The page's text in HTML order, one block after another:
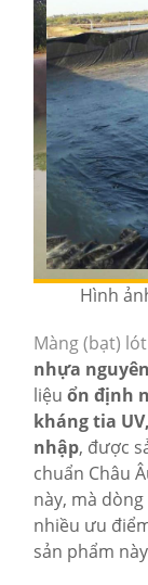
Hình
Màng (bạt)
nhựa
liệu ổn định
kháng tia
nhập, được
chuẩn Châu
này, mà
nhiều ưu
sản phẩm